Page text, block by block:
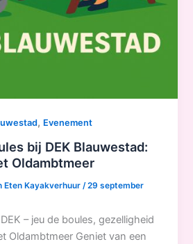
, Evenement
bij DEK Blauwestad:
Oldambtmeer
Eten Kayakverhuur /29 september
– jeu de boules, gezelligheid
Oldambtmeer Geniet van een